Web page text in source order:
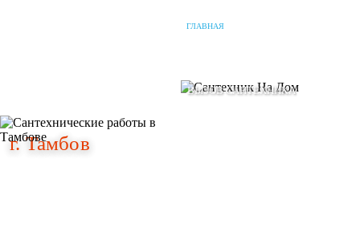
ГЛАВНАЯ
г. Тамбов